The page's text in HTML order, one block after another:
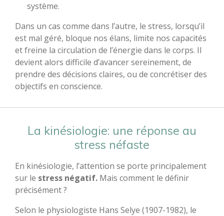
système.
Dans un cas comme dans l’autre, le stress, lorsqu’il
est mal géré, bloque nos élans, limite nos capacités
et freine la circulation de l’énergie dans le corps. Il
devient alors difficile d’avancer sereinement, de
prendre des décisions claires, ou de concrétiser des
objectifs en conscience.
La kinésiologie: une réponse au
stress néfaste
En kinésiologie, l’attention se porte principalement
sur le stress négatif. Mais comment le définir
précisément ?
Selon le physiologiste Hans Selye (1907-1982), le